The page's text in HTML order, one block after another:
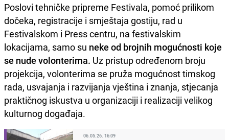
Poslovi tehničke pripreme Festivala, pomoć prilikom
dočeka, registracije i smještaja gostiju, rad u
Festivalskom i Press centru, na festivalskim
lokacijama, samo su neke od brojnih mogućnosti koje
se nude volonterima. Uz pristup određenom broju
projekcija, volonterima se pruža mogućnost timskog
rada, usvajanja i razvijanja vještina i znanja, stjecanja
praktičnog iskustva u organizaciji i realizaciji velikog
kulturnog događaja.
06.05.26. 16:09